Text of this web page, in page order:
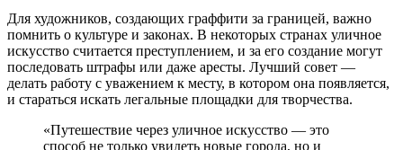
Для художников, создающих граффити за границей, важно
помнить о культуре и законах. В некоторых странах уличное
искусство считается преступлением, и за его создание могут
последовать штрафы или даже аресты. Лучший совет —
делать работу с уважением к месту, в котором она появляется,
и стараться искать легальные площадки для творчества.
«Путешествие через уличное искусство — это
способ не только увидеть новые города, но и